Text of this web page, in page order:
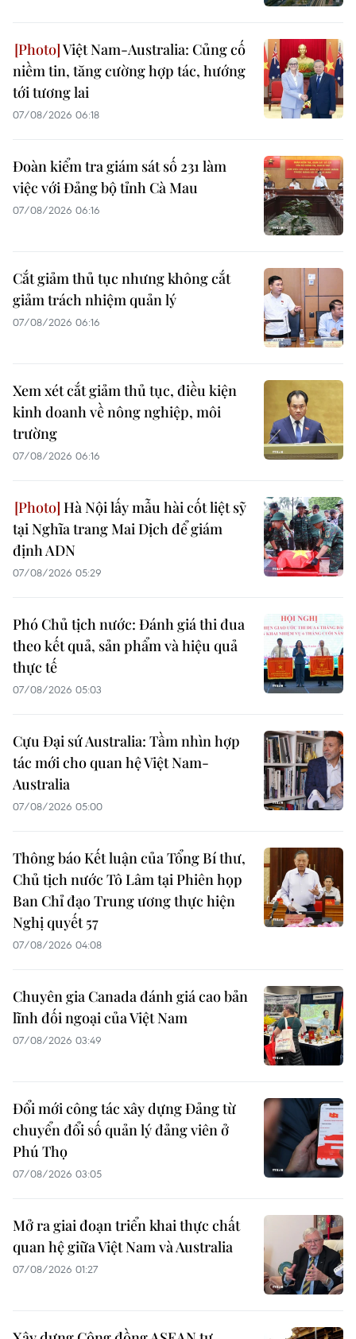
Việt Nam-Australia: Củng cố
niềm tin, tăng cường hợp tác, hướng
tới tương lai
07/08/2026 06:18
Đoàn kiểm tra giám sát số 231 làm
việc với Đảng bộ tỉnh Cà Mau
07/08/2026 06:16
Cắt giảm thủ tục nhưng không cắt
giảm trách nhiệm quản lý
07/08/2026 06:16
Xem xét cắt giảm thủ tục, điều kiện
kinh doanh về nông nghiệp, môi
trường
07/08/2026 06:16
Hà Nội lấy mẫu hài cốt liệt sỹ
tại Nghĩa trang Mai Dịch để giám
định ADN
07/08/2026 05:29
Phó Chủ tịch nước: Đánh giá thi đua
theo kết quả, sản phẩm và hiệu quả
thực tế
07/08/2026 05:03
Cựu Đại sứ Australia: Tầm nhìn hợp
tác mới cho quan hệ Việt Nam-
Australia
07/08/2026 05:00
Thông báo Kết luận của Tổng Bí thư,
Chủ tịch nước Tô Lâm tại Phiên họp
Ban Chỉ đạo Trung ương thực hiện
Nghị quyết 57
07/08/2026 04:08
Chuyên gia Canada đánh giá cao bản
lĩnh đối ngoại của Việt Nam
07/08/2026 03:49
Đổi mới công tác xây dựng Đảng từ
chuyển đổi số quản lý đảng viên ở
Phú Thọ
07/08/2026 03:05
Mở ra giai đoạn triển khai thực chất
quan hệ giữa Việt Nam và Australia
07/08/2026 01:27